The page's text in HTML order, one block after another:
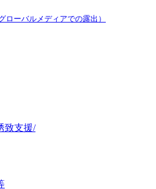
ローバルメディアでの露出）
致支援/